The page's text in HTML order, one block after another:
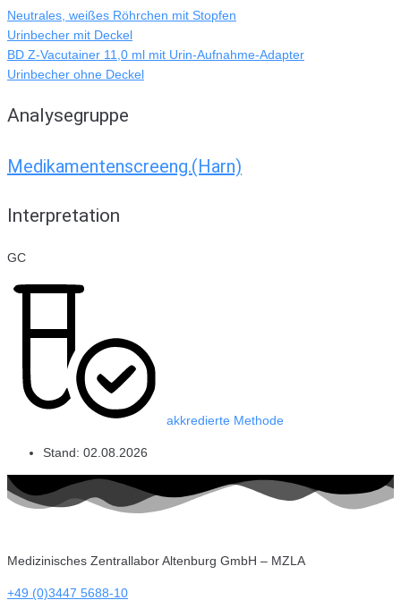
Neutrales, weißes Röhrchen mit Stopfen
Urinbecher mit Deckel
BD Z-Vacutainer 11,0 ml mit Urin-Aufnahme-Adapter
Urinbecher ohne Deckel
Analysegruppe
Medikamentenscreeng.(Harn)
Interpretation
GC
akkredierte Methode
Stand: 02.08.2026
Medizinisches Zentrallabor Altenburg GmbH – MZLA
+49 (0)3447 5688-10